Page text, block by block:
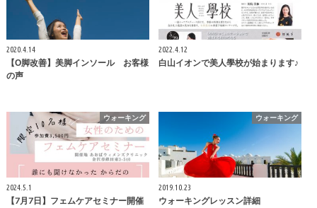
2020.4.14
【О脚改善】美脚インソール お客様
の声
2022.4.12
白山イオンで美人學校が始まります♪
ウォーキング
2024.5.1
【7月7日】フェムケアセミナー開催
ウォーキング
2019.10.23
ウォーキングレッスン詳細